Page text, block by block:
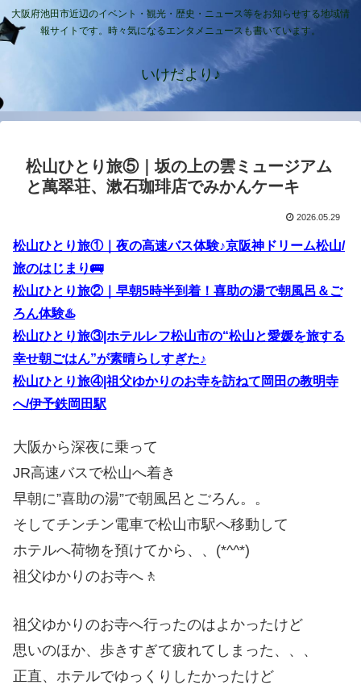
大阪府池田市近辺のイベント・観光・歴史・ニュース等をお知らせする地域情
報サイトです。時々気になるエンタメニュースも書いています。
いけだより♪
松山ひとり旅⑤｜坂の上の雲ミュージアム
と萬翠荘、漱石珈琲店でみかんケーキ
2026.05.29
松山ひとり旅①｜夜の高速バス体験♪京阪神ドリーム松山/
旅のはじまり🚌
松山ひとり旅②｜早朝5時半到着！喜助の湯で朝風呂＆ご
ろん体験♨️
松山ひとり旅③|ホテルレフ松山市の“松山と愛媛を旅する
幸せ朝ごはん”が素晴らしすぎた♪
松山ひとり旅④|祖父ゆかりのお寺を訪ねて岡田の教明寺
へ/伊予鉄岡田駅
大阪から深夜に乗って
JR高速バスで松山へ着き
早朝に”喜助の湯”で朝風呂とごろん。。
そしてチンチン電車で松山市駅へ移動して
ホテルへ荷物を預けてから、、(*^^*)
祖父ゆかりのお寺へ🚶
祖父ゆかりのお寺へ行ったのはよかったけど
思いのほか、歩きすぎて疲れてしまった、、、
正直、ホテルでゆっくりしたかったけど